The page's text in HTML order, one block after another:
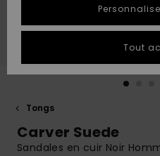
tailles
conversation
plus rapide
à votre
Tongs
Carver Suede
Sandales en cuir Noir
Tout